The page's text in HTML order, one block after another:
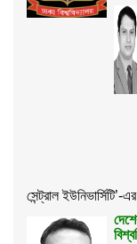
সেন্ট্রাল